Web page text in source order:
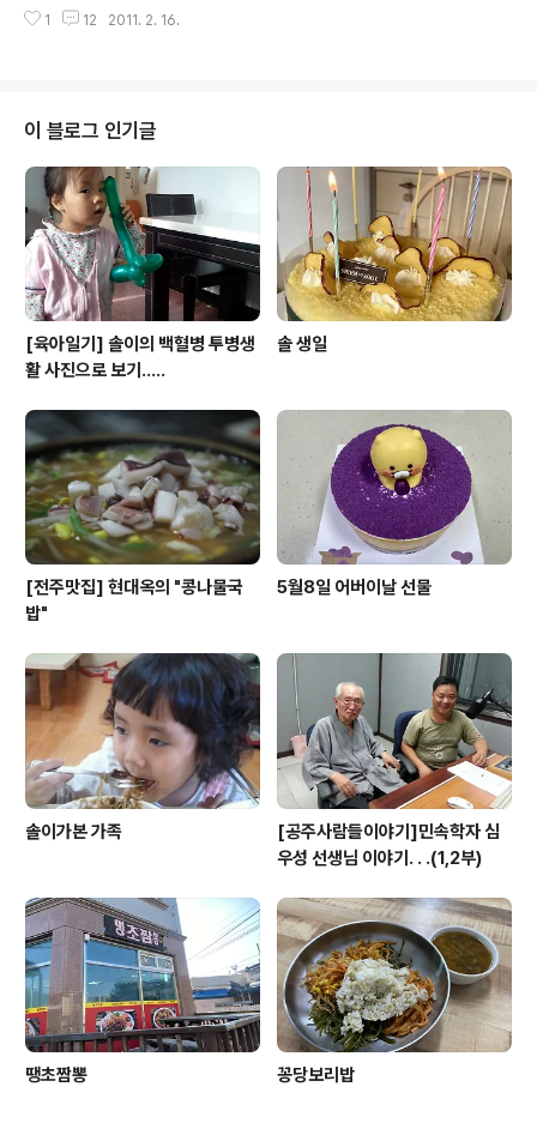
리고 그밖에 졸업식을 준비하여 주신 효포초등학교 선생님
김현호,김나현,강웅진,정상민) 원감선생님, 유치원선생님,
할머니선생님
1 12 2011. 2. 16.
이 블로그 인기글
[육아일기] 솔이의 백혈병 투병생
활 사진으로 보기.....
솔 생일
[전주맛집] 현대옥의 "콩나물국
밥"
5월8일 어버이날 선물
솔이가본 가족
[공주사람들이야기]민속학자 심
우성 선생님 이야기. . .(1,2부)
땡초짬뽕 꽁당보리밥